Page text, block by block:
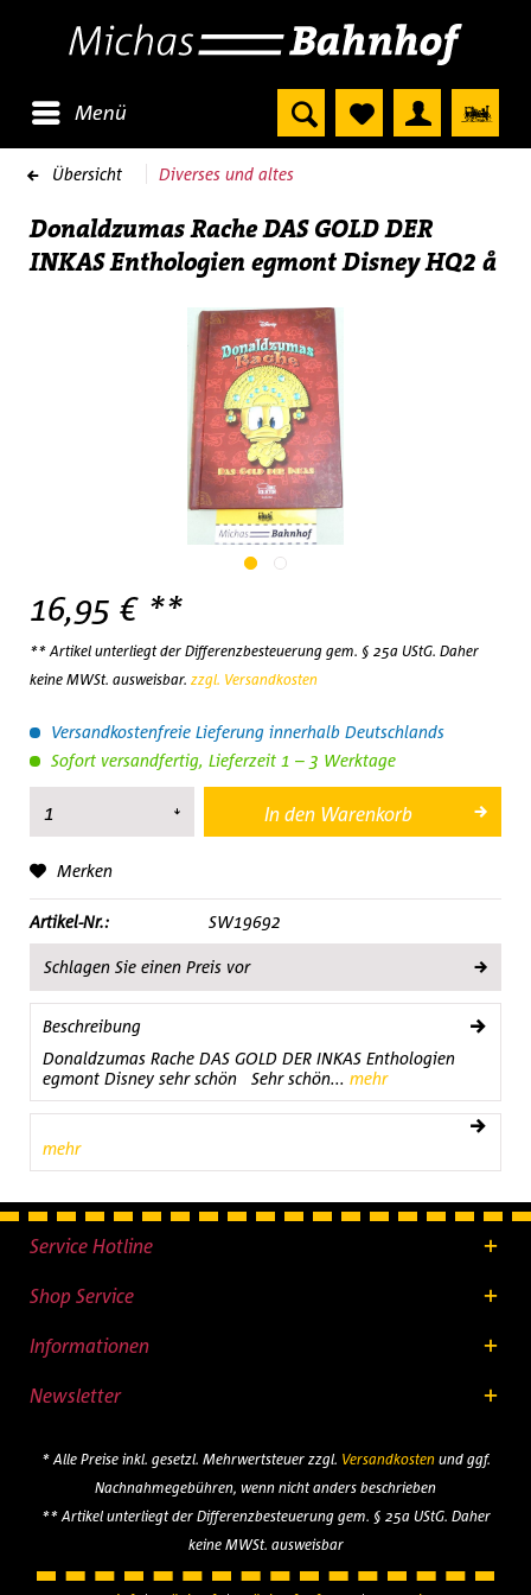
Menü
Übersicht Diverses und altes
Donaldzumas Rache DAS GOLD DER
INKAS Enthologien egmont Disney HQ2 å
16,95 € **
** Artikel unterliegt der Differenzbesteuerung gem. § 25a UStG. Daher
keine MWSt. ausweisbar. zzgl. Versandkosten
Versandkostenfreie Lieferung innerhalb Deutschlands
Sofort versandfertig, Lieferzeit 1 – 3 Werktage
In den Warenkorb
Merken
Artikel-Nr.: SW19692
Schlagen Sie einen Preis vor
Beschreibung
Donaldzumas Rache DAS GOLD DER INKAS Enthologien
egmont Disney sehr schön Sehr schön... mehr
mehr
Service Hotline
Shop Service
Informationen
Newsletter
* Alle Preise inkl. gesetzl. Mehrwertsteuer zzgl. Versandkostenund ggf.
Nachnahmegebühren, wenn nicht anders beschrieben
** Artikel unterliegt der Differenzbesteuerung gem. § 25a UStG. Daher
keine MWSt. ausweisbar